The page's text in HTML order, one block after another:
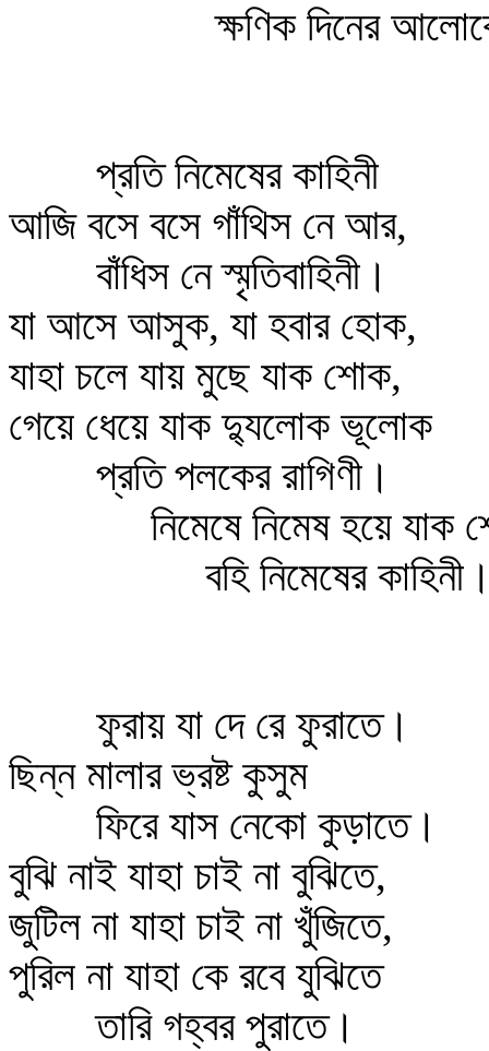
ক্ষণিক দিনের
প্রতি নিমেষের কাহিনী
আজি বসে বসে গাঁথিস নে আর,
বাঁধিস নে স্মৃতিবাহিনী।
যা আসে আসুক, যা হবার হোক,
যাহা চলে যায় মুছে যাক শোক,
গেয়ে ধেয়ে যাক দ্যুলোক ভূলোক
প্রতি পলকের রাগিণী।
নিমেষে নিমেষ হয়ে যাক
বহি নিমেষের
ফুরায় যা দে রে ফুরাতে।
ছিন্ন মালার ভ্রষ্ট কুসুম
ফিরে যাস নেকো কুড়াতে।
বুঝি নাই যাহা চাই না বুঝিতে,
জুটিল না যাহা চাই না খুঁজিতে,
পুরিল না যাহা কে রবে যুঝিতে
তারি গহ্বর পুরাতে।